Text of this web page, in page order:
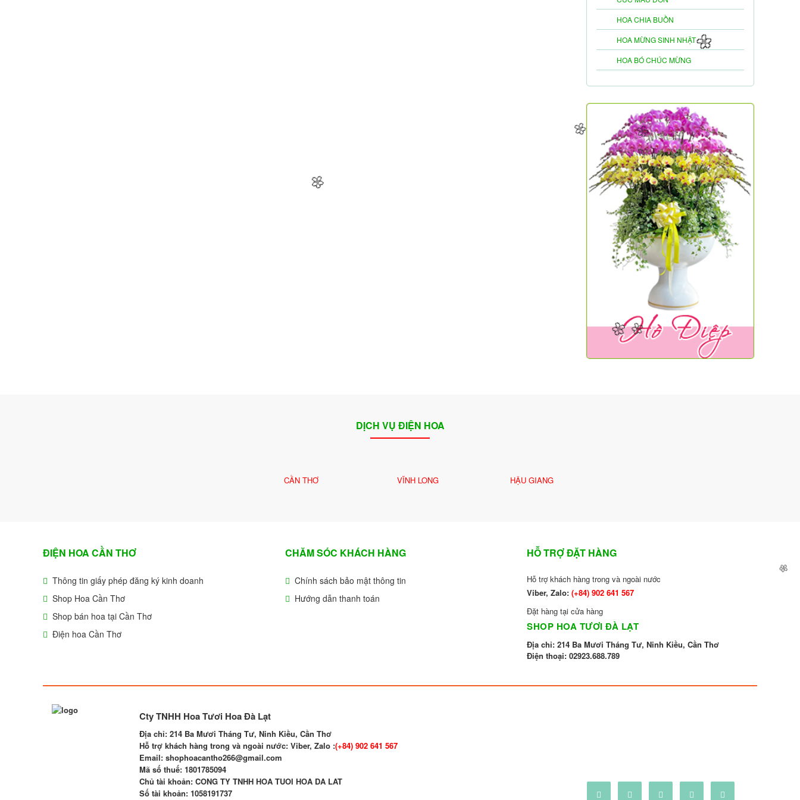
HOA CHIA BUỒN
HOA MỪNG SINH NHẬT
HOA BÓ CHÚC MỪNG
DỊCH VỤ ĐIỆN HOA
CẦN THƠ VĨNH LONG HẬU GIANG
ĐIỆN HOA CẦN THƠ
Thông tin giấy phép đăng ký kinh doanh
Shop Hoa Cần Thơ
Shop bán hoa tại Cần Thơ
Điện hoa Cần Thơ
CHĂM SÓC KHÁCH HÀNG
Chính sách bảo mật thông tin
Hướng dẫn thanh toán
HỖ TRỢ ĐẶT HÀNG
Hỗ trợ khách hàng trong và ngoài nước
Viber, Zalo:(+84)902 641 567
Đặt hàng tại cửa hàng
SHOP HOA TƯƠI ĐÀ LẠT
Địa chỉ: 214 Ba Mươi Tháng Tư, Ninh Kiều, Cần Thơ
Điện thoại:02923.688.789
Cty TNHH Hoa Tươi Hoa Đà Lạt
Địa chỉ: 214 Ba Mươi Tháng Tư, Ninh Kiều, Cần Thơ
Hỗ trợ khách hàng trong và ngoài nước: Viber, Zalo :(+84) 902 641 567
Email: shophoacantho266@gmail.com
Mã số thuế: 1801785094
Chủ tài khoản: CONG TY TNHH HOA TUOI HOA DA LAT
Số tài khoản: 1058191737
🌼
🌼